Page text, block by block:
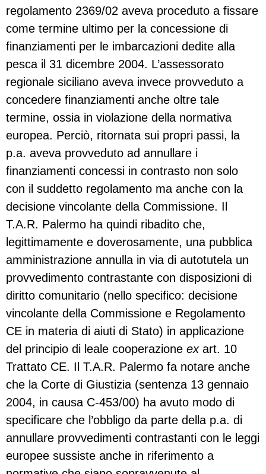
regolamento 2369/02 aveva proceduto a fissare
come termine ultimo per la concessione di
finanziamenti per le imbarcazioni dedite alla
pesca il 31 dicembre 2004. L’assessorato
regionale siciliano aveva invece provveduto a
concedere finanziamenti anche oltre tale
termine, ossia in violazione della normativa
europea. Perciò, ritornata sui propri passi, la
p.a. aveva provveduto ad annullare i
finanziamenti concessi in contrasto non solo
con il suddetto regolamento ma anche con la
decisione vincolante della Commissione. Il
T.A.R. Palermo ha quindi ribadito che,
legittimamente e doverosamente, una pubblica
amministrazione annulla in via di autotutela un
provvedimento contrastante con disposizioni di
diritto comunitario (nello specifico: decisione
vincolante della Commissione e Regolamento
CE in materia di aiuti di Stato) in applicazione
del principio di leale cooperazione exart. 10
Trattato CE. Il T.A.R. Palermo fa notare anche
che la Corte di Giustizia (sentenza 13 gennaio
2004, in causa C-453/00) ha avuto modo di
specificare che l’obbligo da parte della p.a. di
annullare provvedimenti contrastanti con le leggi
europee sussiste anche in riferimento a